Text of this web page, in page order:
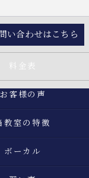
い合わせはこちら
料金表
お客様の声
教室の特徴
ボーカル